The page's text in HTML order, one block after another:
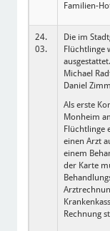
Familien-
24.
03.
Die im
Flüchtlinge
Michael
Daniel
Als erste
Monheim
Flüchtlinge
einen Arzt
einem
der Karte
Rechnung